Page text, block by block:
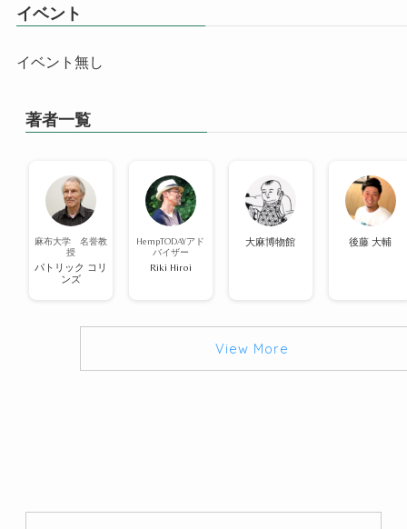
イベント
イベント無し
著者一覧
麻布大学 名誉教
授
パトリック コリ
ンズ
HempTODAYアド
バイザー
Riki Hiroi
大麻博物館 後藤 大輔
View More